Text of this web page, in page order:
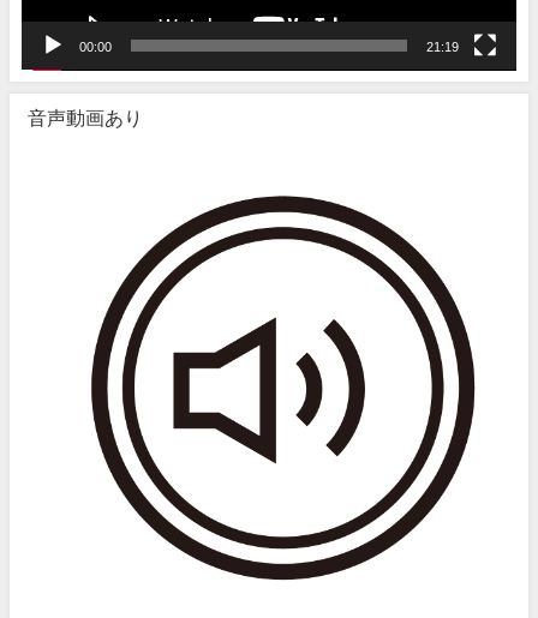
00:00 21:19
音声動画あり